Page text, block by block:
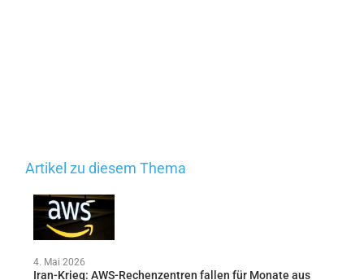
Artikel zu diesem Thema
4. Mai 2026
Iran-Krieg: AWS-Rechenzentren fallen für Monate aus